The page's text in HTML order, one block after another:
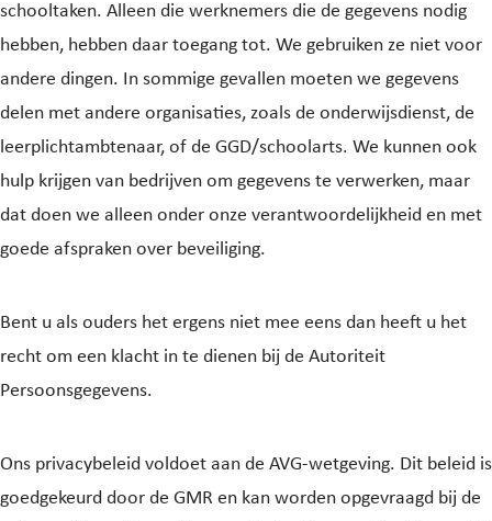
schooltaken. Alleen die werknemers die de gegevens nodig
hebben, hebben daar toegang tot. We gebruiken ze niet voor
andere dingen. In sommige gevallen moeten we gegevens
delen met andere organisaties, zoals de onderwijsdienst, de
leerplichtambtenaar, of de GGD/schoolarts. We kunnen ook
hulp krijgen van bedrijven om gegevens te verwerken, maar
dat doen we alleen onder onze verantwoordelijkheid en met
goede afspraken over beveiliging.
Bent u als ouders het ergens niet mee eens dan heeft u het
recht om een klacht in te dienen bij de Autoriteit
Persoonsgegevens.
Ons privacybeleid voldoet aan de AVG-wetgeving. Dit beleid is
goedgekeurd door de GMR en kan worden opgevraagd bij de